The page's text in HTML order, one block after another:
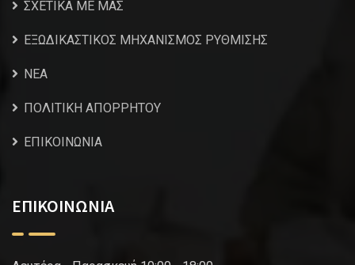
ΣΧΕΤΙΚΑ ΜΕ ΜΑΣ
ΕΞΩΔΙΚΑΣΤΙΚΟΣ ΜΗΧΑΝΙΣΜΟΣ ΡΥΘΜΙΣΗΣ
NEA
ΠΟΛΙΤΙΚΗ ΑΠΟΡΡΗΤΟΥ
ΕΠΙΚΟΙΝΩΝΙΑ
ΕΠΙΚΟΙΝΩΝΙΑ